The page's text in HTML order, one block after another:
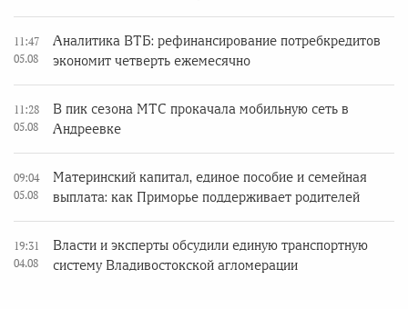
11:47
05.08
Аналитика ВТБ: рефинансирование потребкредитов
экономит четверть ежемесячно
11:28
05.08
В пик сезона МТС прокачала мобильную сеть в
Андреевке
09:04
05.08
Материнский капитал, единое пособие и семейная
выплата: как Приморье поддерживает родителей
19:31
04.08
Власти и эксперты обсудили единую транспортную
систему Владивостокской агломерации